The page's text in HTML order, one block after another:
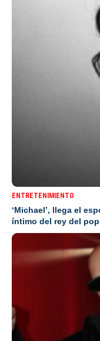
ENTRETENIMIENTO
‘Michael’, llega el
íntimo del rey del pop